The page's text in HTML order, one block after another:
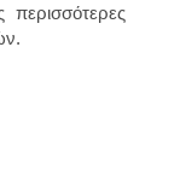
περισσότερες